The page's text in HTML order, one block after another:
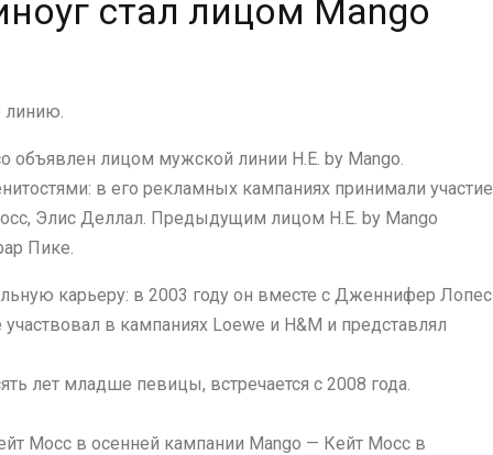
стал лицом Mango
линию.
лицом мужской линии H.E. by Mango.
в его рекламных кампаниях принимали участие
Элис Деллал. Предыдущим лицом H.E. by Mango
Пике.
карьеру: в 2003 году он вместе с Дженнифер Лопес
в кампаниях Loewe и H&M и представлял
лет младше певицы, встречается с 2008 года.
Мосс в осенней кампании Mango — Кейт Мосс в